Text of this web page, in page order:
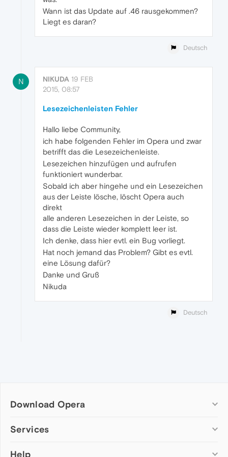
Wann ist das Update auf .46 rausgekommen?
Liegt es daran?
Deutsch
N NIKUDA 19 FEB
2015, 08:57
Lesezeichenleisten Fehler
Hallo liebe Community,
ich habe folgenden Fehler im Opera und zwar
betrifft das die Lesezeichenleiste.
Lesezeichen hinzufügen und aufrufen
funktioniert wunderbar.
Sobald ich aber hingehe und ein Lesezeichen
aus der Leiste lösche, löscht Opera auch
direkt
alle anderen Lesezeichen in der Leiste, so
dass die Leiste wieder komplett leer ist.
Ich denke, dass hier evtl. ein Bug vorliegt.
Hat noch jemand das Problem? Gibt es evtl.
eine Lösung dafür?
Danke und Gruß
Nikuda
Deutsch
Download Opera
Computer browsers
Services
Add-ons
Help